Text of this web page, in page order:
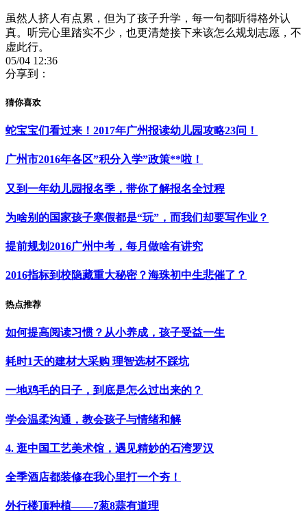
虽然人挤人有点累，但为了孩子升学，每一句都听得格外认
真。听完心里踏实不少，也更清楚接下来该怎么规划志愿，不
虚此行。
05/04 12:36
分享到：
猜你喜欢
蛇宝宝们看过来！2017年广州报读幼儿园攻略23问！
广州市2016年各区”积分入学”政策**啦！
又到一年幼儿园报名季，带你了解报名全过程
为啥别的国家孩子寒假都是“玩”，而我们却要写作业？
提前规划2016广州中考，每月做啥有讲究
2016指标到校隐藏重大秘密？海珠初中生悲催了？
热点推荐
如何提高阅读习惯？从小养成，孩子受益一生
耗时1天的建材大采购 理智选材不踩坑
一地鸡毛的日子，到底是怎么过出来的？
学会温柔沟通，教会孩子与情绪和解
4. 逛中国工艺美术馆，遇见精妙的石湾罗汉
全季酒店都装修在我心里打一个夯！
外行楼顶种植——7葱8蒜有道理